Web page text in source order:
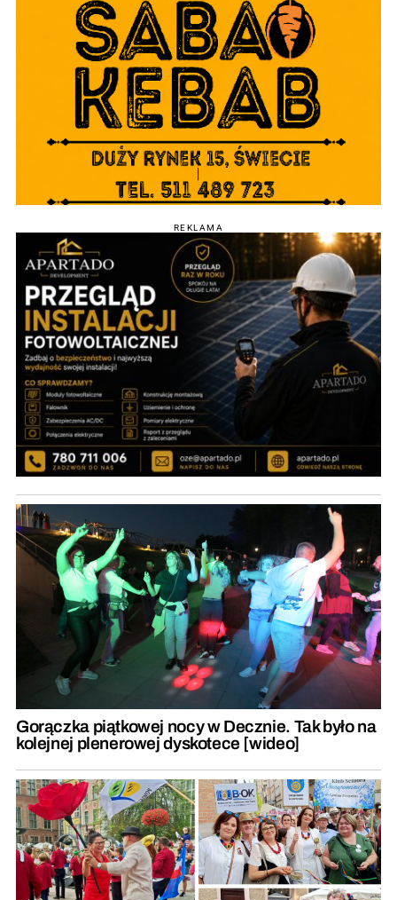
REKLAMA
Gorączka piątkowej nocy w Decznie. Tak było na
kolejnej plenerowej dyskotece [wideo]